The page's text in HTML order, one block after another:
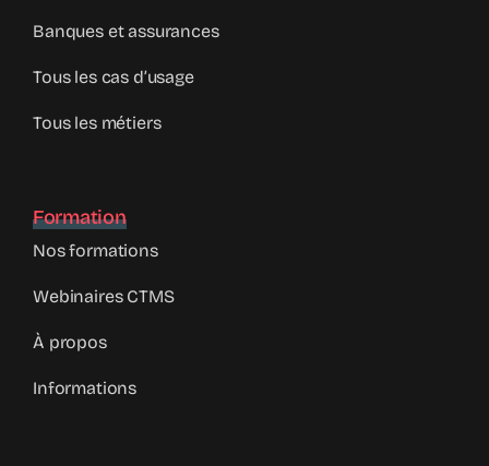
Banques et assurances
Tous les cas d’usage
Tous les métiers
Formation
Nos formations
Webinaires CTMS
À propos
Informations